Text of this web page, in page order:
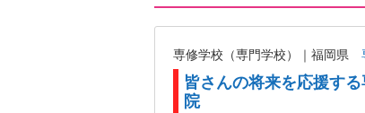
専修学校（専門学校）｜福岡県
皆さんの将来を応援す
院